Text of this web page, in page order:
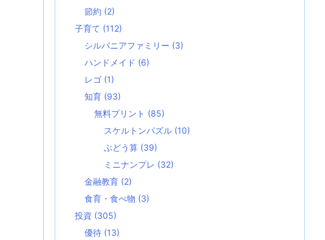
節約 (2)
子育て (112)
シルバニアファミリー (3)
ハンドメイド (6)
レゴ (1)
知育 (93)
無料プリント (85)
スケルトンパズル (10)
ぶどう算 (39)
ミニナンプレ (32)
金融教育 (2)
食育・食べ物 (3)
投資 (305)
優待 (13)